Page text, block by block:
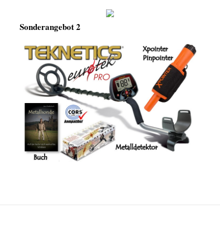
Sonderangebot 2